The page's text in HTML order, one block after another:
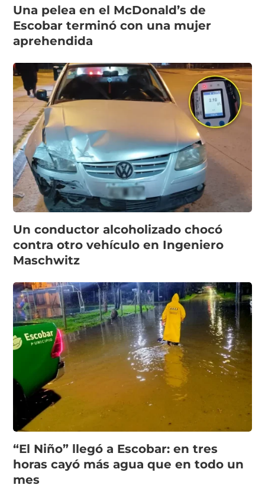
Una pelea en el McDonald’s de
Escobar terminó con una mujer
aprehendida
Un conductor alcoholizado chocó
contra otro vehículo en Ingeniero
Maschwitz
“El Niño” llegó a Escobar: en tres
horas cayó más agua que en todo un
mes